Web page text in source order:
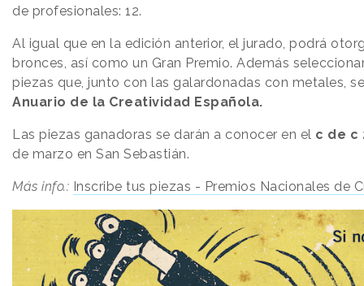
de profesionales: 12.
Al igual que en la edición anterior, el jurado, podrá
bronces, así como un Gran Premio. Además
piezas que, junto con las galardonadas con metales,
Anuario de la Creatividad Española.
Las piezas ganadoras se darán a conocer en el c de c
de marzo en San Sebastián.
Más info.: Inscribe tus piezas - Premios Nacionales de